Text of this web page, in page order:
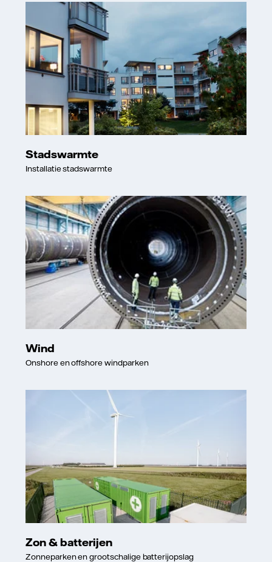
Stadswarmte
Installatie stadswarmte
Wind
Onshore en offshore windparken
Zon & batterijen
Zonneparken en grootschalige batterijopslag